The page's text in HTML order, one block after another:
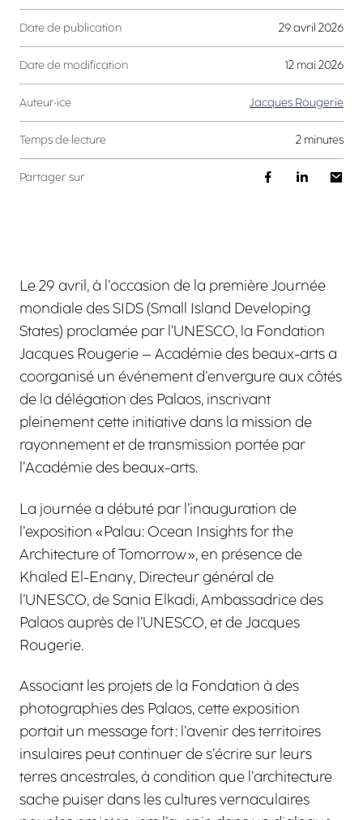
Date de publication 29 avril 2026
Date de modification 12 mai 2026
Auteur·ice Jacques Rougerie
Temps de lecture 2 minutes
Partager sur
Le 29 avril, à l’occasion de la première Journée
mondiale des SIDS (Small Island Developing
States) proclamée par l’UNESCO, la Fondation
Jacques Rougerie – Académie des beaux-arts a
coorganisé un événement d’envergure aux côtés
de la délégation des Palaos, inscrivant
pleinement cette initiative dans la mission de
rayonnement et de transmission portée par
l’Académie des beaux-arts.
La journée a débuté par l’inauguration de
l’exposition « Palau: Ocean Insights for the
Architecture of Tomorrow », en présence de
Khaled El-Enany, Directeur général de
l’UNESCO, de Sania Elkadi, Ambassadrice des
Palaos auprès de l’UNESCO, et de Jacques
Rougerie.
Associant les projets de la Fondation à des
photographies des Palaos, cette exposition
portait un message fort : l’avenir des territoires
insulaires peut continuer de s’écrire sur leurs
terres ancestrales, à condition que l’architecture
sache puiser dans les cultures vernaculaires